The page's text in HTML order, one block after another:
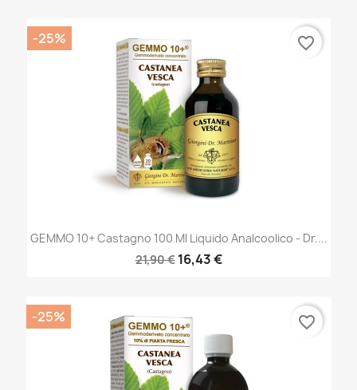
GEMMO 10+ Castagno 100 Ml Liquido Analcoolico - Dr....
21,90 € 16,43 €
-25% favorite_border
-25% favorite_border